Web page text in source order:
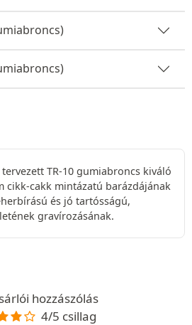
TR-10 gumiabroncs kiváló
cikk-cakk mintázatú barázdájának
és jó tartósságú,
gravírozásának.
hozzászólás
4/5 csillag